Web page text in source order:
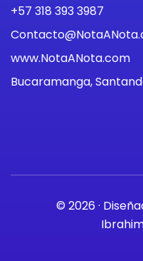
+57 318 393 3987
www.NotaANota.com
Bucaramanga,
© 2026 ·